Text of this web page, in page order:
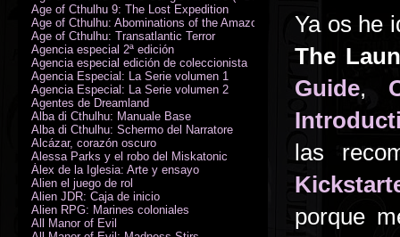
Ya os he
The
Guide,
las
porque
Age of Cthulhu 9: The Lost Expedition
Age of Cthulhu: Abominations of the Amazon
Age of Cthulhu: Transatlantic Terror
Agencia especial 2ª edición
Agencia especial edición de coleccionista
Agencia Especial: La Serie volumen 1
Agencia Especial: La Serie volumen 2
Agentes de Dreamland
Alba di Cthulhu: Manuale Base
Alba di Cthulhu: Schermo del Narratore
Alcázar, corazón oscuro
Alessa Parks y el robo del Miskatonic
Álex de la Iglesia: Arte y ensayo
Alien el juego de rol
Alien JDR: Caja de inicio
Alien RPG: Marines coloniales
All Manor of Evil